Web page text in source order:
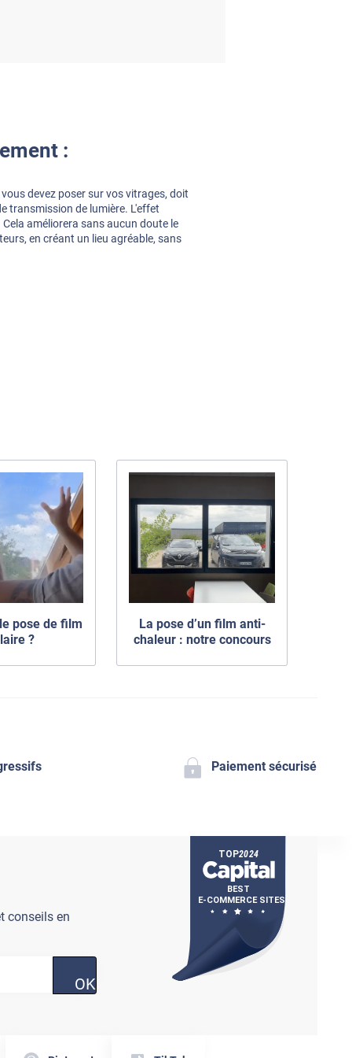
:
devez poser sur vos vitrages, doit
transmission de lumière. L'effet
améliorera sans aucun doute le
en créant un lieu agréable, sans
pose de film
?
La pose d’un film anti-
chaleur : notre concours
Paiement sécurisé
conseils en
OK